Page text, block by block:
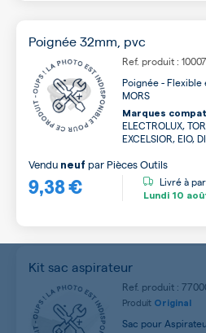
Poignée 32mm, pvc
Ref. produit :
Poignée -
MORS
Marques
ELECTROLUX,
EXCELSIOR, EIO,
9,38 €
Vendu neuf par Pièces Outils
Livré à
Lundi 10
Kit sac aspirateur
Ref. produit :
Produit Original
Sac pour